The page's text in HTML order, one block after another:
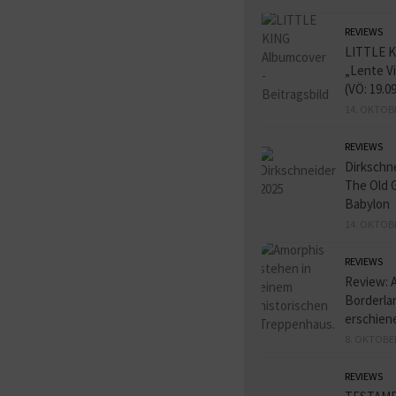
REVIEWS
LITTLE
„Lente
(VÖ:
REVIEWS
The Old
Babylon
REVIEWS
Review:
REVIEWS